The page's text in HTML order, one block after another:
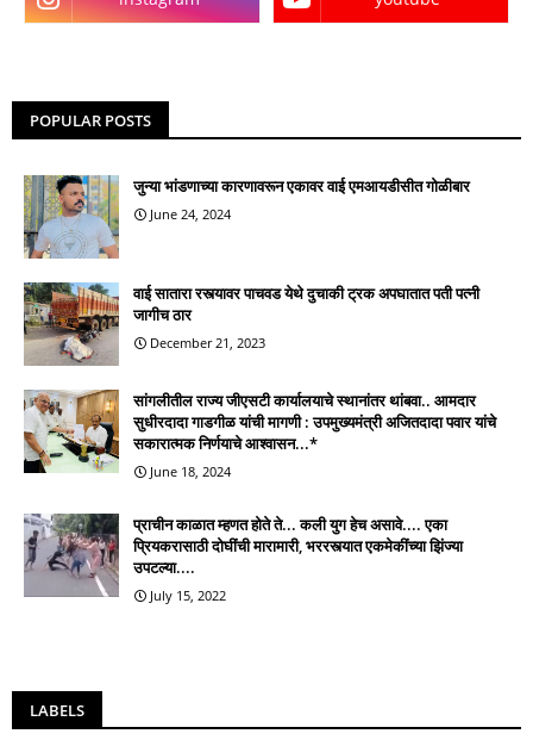
POPULAR POSTS
जुन्या भांडणाच्या कारणावरून एकावर वाई एमआयडीसीत गोळीबार
June 24, 2024
वाई सातारा रस्त्यावर पाचवड येथे दुचाकी ट्रक अपघातात पती पत्नी
जागीच ठार
December 21, 2023
सांगलीतील राज्य जीएसटी कार्यालयाचे स्थानांतर थांबवा.. आमदार
सुधीरदादा गाडगीळ यांची मागणी : उपमुख्यमंत्री अजितदादा पवार यांचे
सकारात्मक निर्णयाचे आश्वासन...*
June 18, 2024
प्राचीन काळात म्हणत होते ते... कली युग हेच असावे.... एका
प्रियकरासाठी दोघींची मारामारी, भररस्त्यात एकमेकींच्या झिंज्या
उपटल्या....
July 15, 2022
LABELS